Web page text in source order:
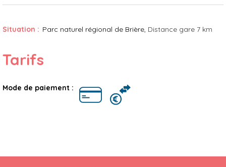
Situation : Parc naturel régional de Brière Distance gare 7 km
Tarifs
Mode de paiement :